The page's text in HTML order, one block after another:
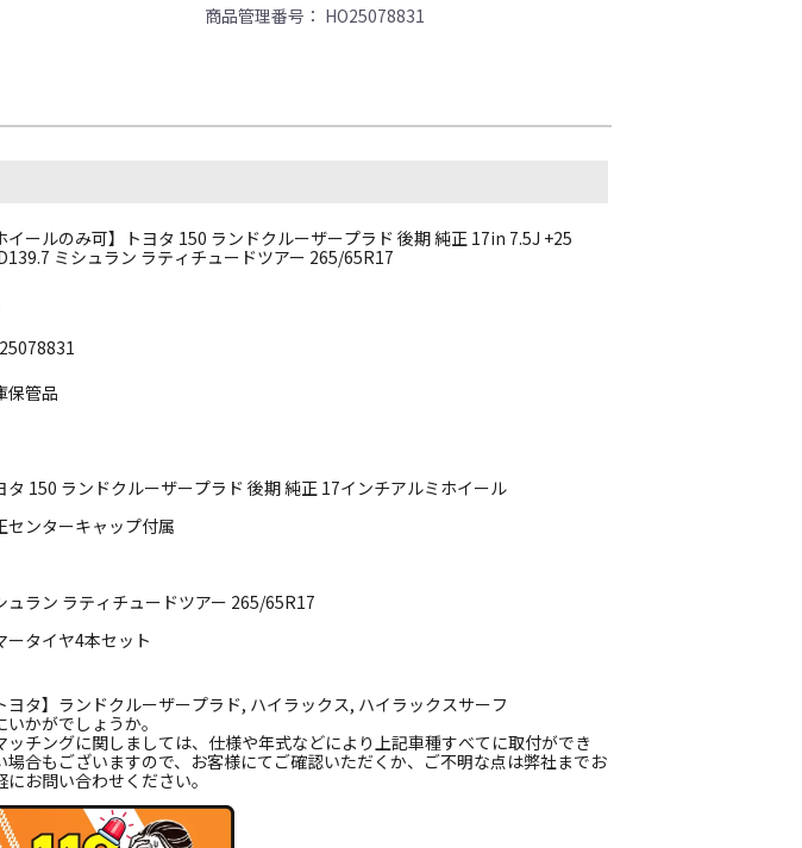
商品管理番号： HO25078831
イールのみ可】トヨタ 150 ランドクルーザープラド 後期 純正 17in 7.5J +25
ミシュラン ラティチュードツアー 265/65R17
保管品
タ 150 ランドクルーザープラド 後期 純正 17インチアルミホイール
センターキャップ付属
ュラン ラティチュードツアー 265/65R17
ータイヤ4本セット
ヨタ】ランドクルーザープラド, ハイラックス, ハイラックスサーフ
いかがでしょうか。
チングに関しましては、仕様や年式などにより上記車種すべてに取付ができ
場合もございますので、お客様にてご確認いただくか、ご不明な点は弊社までお
にお問い合わせください。